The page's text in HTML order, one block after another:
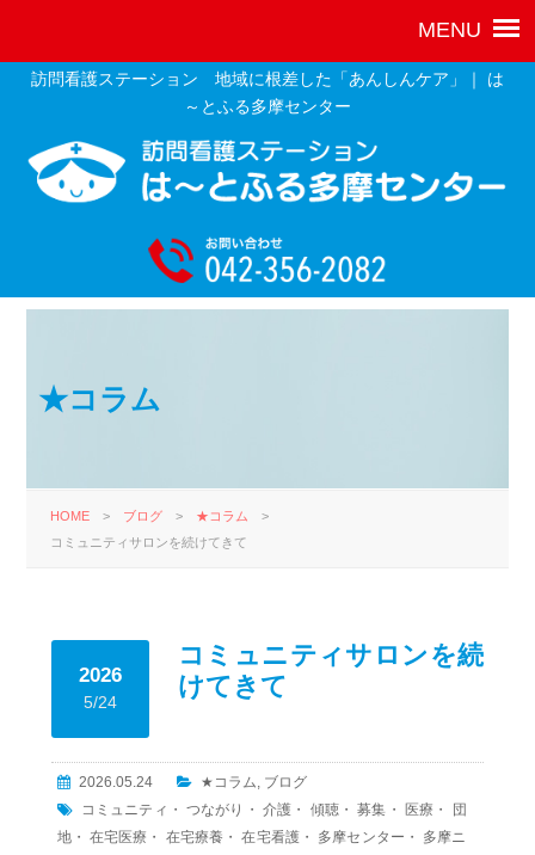
訪問看護ステーション 地域に根差した「あんしんケア」｜ は
～とふる多摩センター
★コラム
HOME > ブログ > ★コラム >
コミュニティサロンを続けてきて
2026
5/24
コミュニティサロンを続
けてきて
2026.05.24 ★コラム, ブログ
コミュニティ ・ つながり ・ 介護 ・ 傾聴・募集 ・ 医療 ・
団
地・ 在宅医療 ・ 在宅療養 ・在宅看護・ 多摩センター ・ 多摩ニ